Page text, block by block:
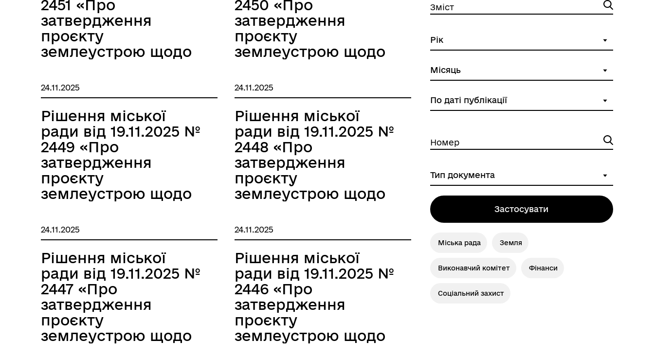
2451 «Про
затвердження
проєкту
землеустрою щодо
земельної ділянки в
оренду Хачко Аллі
Василівні»
2450 «Про
затвердження
проєкту
землеустрою щодо
земельної ділянки в
оренду Янюку
Олександру
Леонідовичу»
24.11.2025
Рішення міської
ради від 19.11.2025 №
2449 «Про
затвердження
проєкту
землеустрою щодо
земельної ділянки в
оренду Чумаку
Олександру
Анатолійовичу»
24.11.2025
Рішення міської
ради від 19.11.2025 №
2448 «Про
затвердження
проєкту
землеустрою щодо
земельної ділянки в
оренду Опантану
Миколі
Андрійовичу»
24.11.2025
Рішення міської
ради від 19.11.2025 №
2447 «Про
затвердження
проєкту
землеустрою щодо
24.11.2025
Рішення міської
ради від 19.11.2025 №
2446 «Про
затвердження
проєкту
землеустрою щодо
Зміст
Номер
Застосувати
Міська рада Земля
Виконавчий комітет Фінанси
Соціальний захист